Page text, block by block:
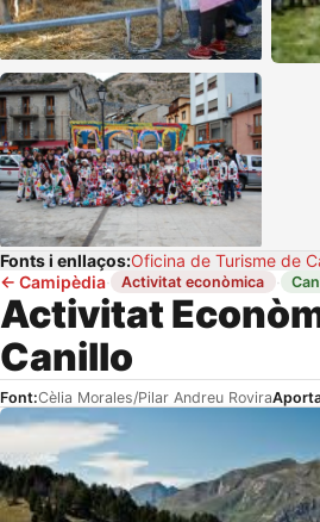
Fonts i enllaços:Oficina de Turisme de
← Camipèdia· Activitat econòmica ·
Activitat
Canillo
Font:Cèlia Morales/Pilar Andreu Rovira